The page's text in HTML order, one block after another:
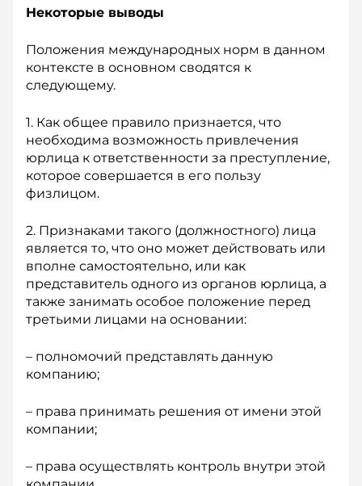
Некоторые выводы
Положения международных норм в данном
контексте в основном сводятся к
следующему.
1. Как общее правило признается, что
необходима возможность привлечения
юрлица к ответственности за преступление,
которое совершается в его пользу
физлицом.
2. Признаками такого (должностного) лица
является то, что оно может действовать или
вполне самостоятельно, или как
представитель одного из органов юрлица, а
также занимать особое положение перед
третьими лицами на основании:
– полномочий представлять данную
компанию;
– права принимать решения от имени этой
компании;
– права осуществлять контроль внутри этой